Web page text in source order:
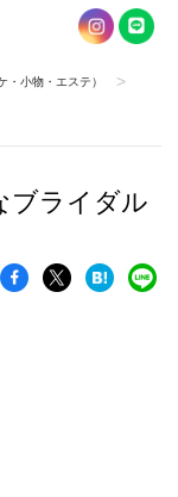
・小物・エステ） >
ブライダル